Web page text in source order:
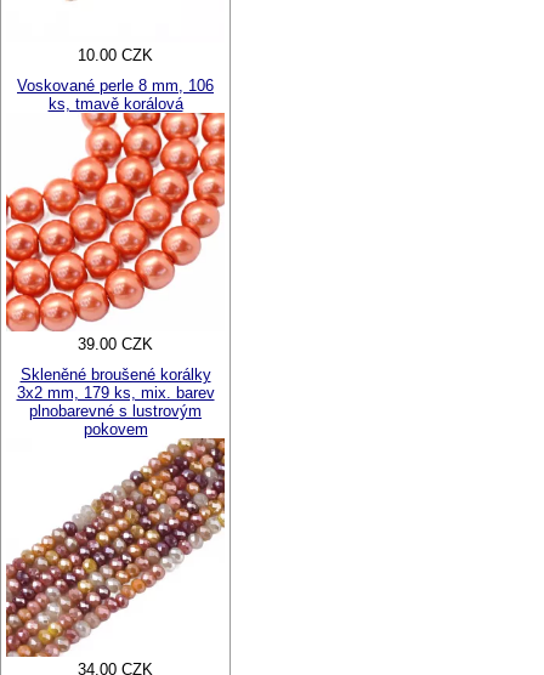
10.00 CZK
Voskované perle 8 mm, 106
ks, tmavě korálová
39.00 CZK
Skleněné broušené korálky
3x2 mm, 179 ks, mix. barev
plnobarevné s lustrovým
pokovem
34.00 CZK